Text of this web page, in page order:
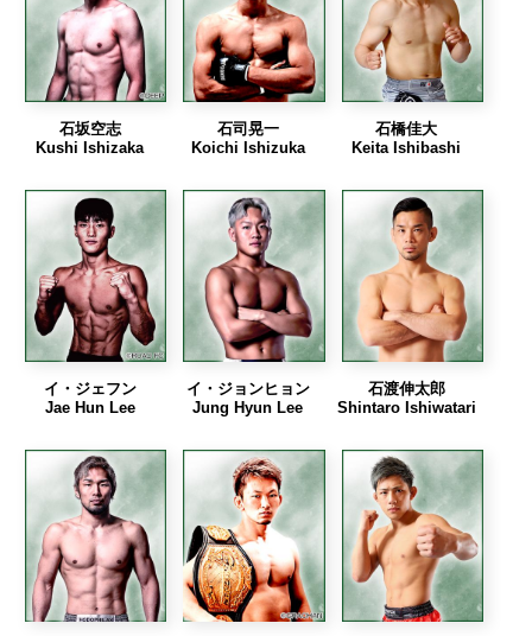
石坂空志
Kushi Ishizaka
石司晃一
Koichi Ishizuka
石橋佳大
Keita Ishibashi
イ・ジェフン
Jae Hun Lee
イ・ジョンヒョン
Jung Hyun Lee
石渡伸太郎
Shintaro Ishiwatari